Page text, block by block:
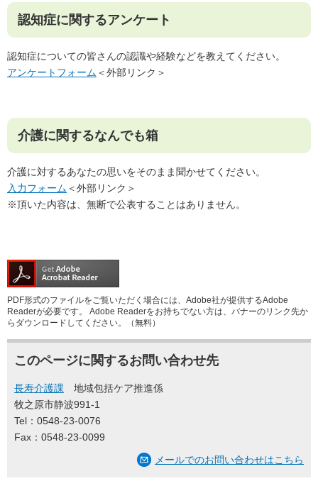
認知症に関するアンケート
認知症についての皆さんの認識や経験などを教えてください。
アンケートフォーム ＜外部リンク＞
介護に関するなんでも箱
介護に対するあなたの思いをそのまま聞かせてください。
入力フォーム ＜外部リンク＞
※頂いた内容は、無断で公表することはありません。
PDF形式のファイルをご覧いただく場合には、Adobe社が提供するAdobe
Readerが必要です。
Adobe Readerをお持ちでない方は、バナーのリンク先か
らダウンロードしてください。（無料）
このページに関するお問い合わせ先
長寿介護課
地域包括ケア推進係
牧之原市静波991-1
Tel：0548-23-0076
Fax：0548-23-0099
メールでのお問い合わせはこちら